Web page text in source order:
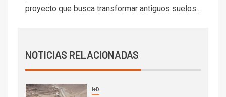
proyecto que busca transformar antiguos suelos...
NOTICIAS RELACIONADAS
de San Antonio
Producción minera en mayo de
2026 cae 10,6%
3 I+D